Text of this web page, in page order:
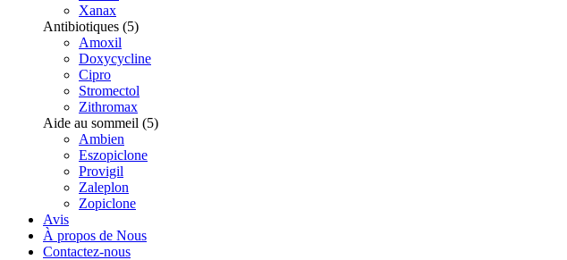
Xanax
Antibiotiques (5)
Amoxil
Doxycycline
Cipro
Stromectol
Zithromax
Aide au sommeil (5)
Ambien
Eszopiclone
Provigil
Zaleplon
Zopiclone
Avis
À propos de Nous
Contactez-nous